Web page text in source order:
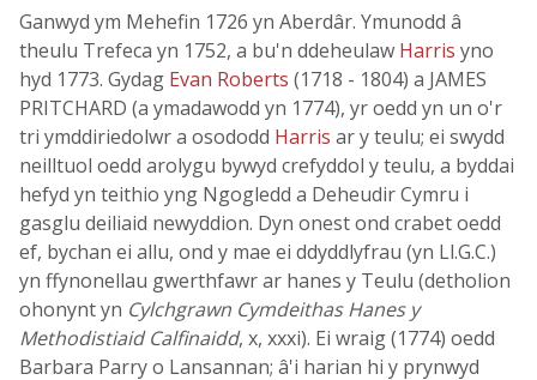
Ganwyd ym Mehefin 1726 yn Aberdâr. Ymunodd â
theulu Trefeca yn 1752, a bu'n ddeheulaw Harris yno
hyd 1773. Gydag Evan Roberts (1718 - 1804) a JAMES
PRITCHARD (a ymadawodd yn 1774), yr oedd yn un o'r
tri ymddiriedolwr a osododd Harris ar y teulu; ei swydd
neilltuol oedd arolygu bywyd crefyddol y teulu, a byddai
hefyd yn teithio yng Ngogledd a Deheudir Cymru i
gasglu deiliaid newyddion. Dyn onest ond crabet oedd
ef, bychan ei allu, ond y mae ei ddyddlyfrau (yn Ll.G.C.)
yn ffynonellau gwerthfawr ar hanes y Teulu (detholion
ohonynt yn Cylchgrawn Cymdeithas Hanes y
Methodistiaid Calfinaidd, x, xxxi). Ei wraig (1774) oedd
Barbara Parry o Lansannan; â'i harian hi y prynwyd